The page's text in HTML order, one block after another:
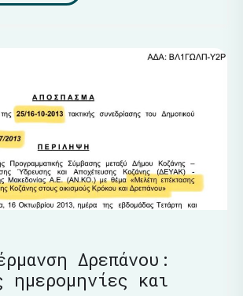
Δρεπάνου:
ημερομηνίες και